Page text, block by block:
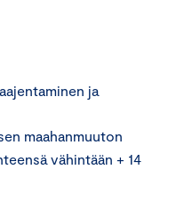
ja
maahanmuuton
vähintään + 14